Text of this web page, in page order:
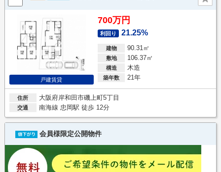
戸建賃貸
700万円
利回り 21.25%
建物 90.31㎡
敷地 106.37㎡
構造 木造
築年数 21年
住所 大阪府岸和田市磯上町5丁目
交通 南海線 忠岡駅 徒歩 12分
会員様限定公開物件